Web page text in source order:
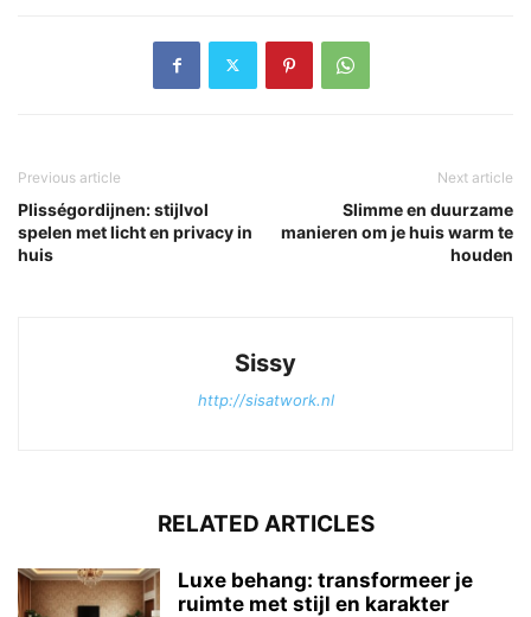
Previous article
Plisségordijnen: stijlvol
spelen met licht en privacy in
huis
Next article
Slimme en duurzame
manieren om je huis warm te
houden
Sissy
http://sisatwork.nl
RELATED ARTICLES
Luxe behang: transformeer je
ruimte met stijl en karakter